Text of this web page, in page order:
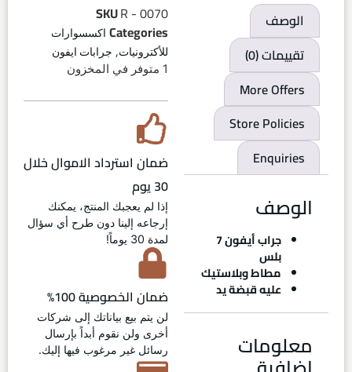
الوصف
تقييمات (0)
More Offers
Store Policies
Enquiries
الوصف
جراب أيفون 7
بلس
مطاط وبلاستيك
عليه قبضة يد
معلومات
SKUR - 0070
Categories اكسسوارات
للأكترونيات, جرابات ايفون
1 متوفر في المخزون
ضمان استرداد الاموال خلال
30 يوم
إذا لم يعجبك المنتج، يمكنك
إرجاعه إلينا دون طرح أي سؤال
لمدة 30 يوماً!
ضمان الخصوصية 100%
لن يتم بيع بياناتك إلى شركات
أخرى ولن نقوم أبداً بإرسال
رسائل غير مرغوب فيها إليك.